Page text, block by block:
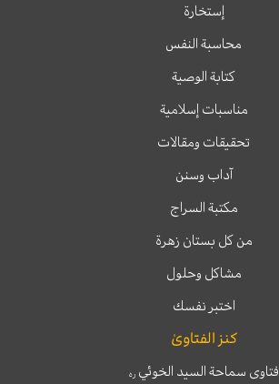
إستخارة
محاسبة النفس
كتابة الوصية
مناسبات إسلامية
تحقيقات ومقالات
آداب وسنن
مكتبة السراج
من كل بستان زهرة
مشاكل وحلول
اختبر نفسك
كنز الفتاوىٰ
فتاوى سماحة السيد الخوئيره